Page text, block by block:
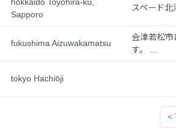
Sapporo
スペード北
fukushima Aizuwakamatsu
会津若松市
す。 ...
tokyo Hachiōji
<